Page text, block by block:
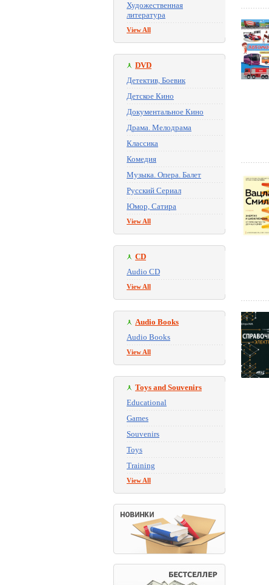
Художественная
литература
View All
DVD
Детектив, Боевик
Детское Кино
Документальное Кино
Драма. Мелодрама
Классика
Комедия
Музыка. Опера. Балет
Русский Сериал
Юмор, Сатира
View All
CD
Audio CD
View All
Audio Books
Audio Books
View All
Toys and Souvenirs
Educational
Games
Souvenirs
Toys
Training
View All